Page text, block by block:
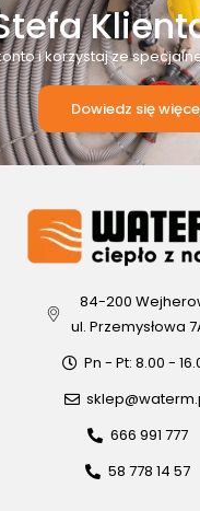
i korzystaj ze
Dowiedz się
84-200
ul. Przemysłowa
Pn - Pt: 8.00 -
666 991 777
58 778 14 57